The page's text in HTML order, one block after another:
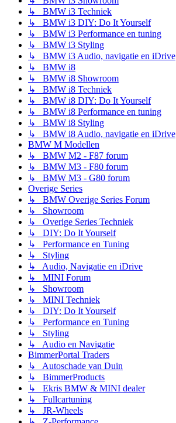
↳ BMW i3 Techniek
↳ BMW i3 DIY: Do It Yourself
↳ BMW i3 Performance en tuning
↳ BMW i3 Styling
↳ BMW i3 Audio, navigatie en iDrive
↳ BMW i8
↳ BMW i8 Showroom
↳ BMW i8 Techniek
↳ BMW i8 DIY: Do It Yourself
↳ BMW i8 Performance en tuning
↳ BMW i8 Styling
↳ BMW i8 Audio, navigatie en iDrive
BMW M Modellen
↳ BMW M2 - F87 forum
↳ BMW M3 - F80 forum
↳ BMW M3 - G80 forum
Overige Series
↳ BMW Overige Series Forum
↳ Showroom
↳ Overige Series Techniek
↳ DIY: Do It Yourself
↳ Performance en Tuning
↳ Styling
↳ Audio, Navigatie en iDrive
↳ MINI Forum
↳ Showroom
↳ MINI Techniek
↳ DIY: Do It Yourself
↳ Performance en Tuning
↳ Styling
↳ Audio en Navigatie
BimmerPortal Traders
↳ Autoschade van Duin
↳ BimmerProducts
↳ Ekris BMW & MINI dealer
↳ Fullcartuning
↳ JR-Wheels